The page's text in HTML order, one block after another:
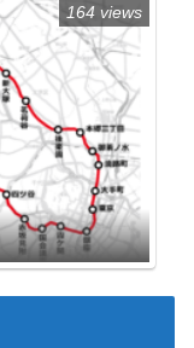
164 views